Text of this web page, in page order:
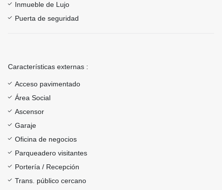
Inmueble de Lujo
Puerta de seguridad
Características externas :
Acceso pavimentado
Área Social
Ascensor
Garaje
Oficina de negocios
Parqueadero visitantes
Portería / Recepción
Trans. público cercano